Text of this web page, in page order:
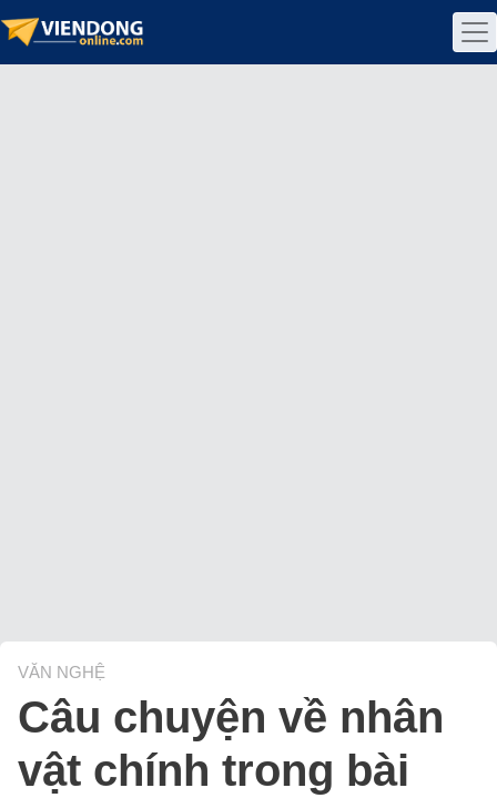
VĂN NGHỆ
Câu chuyện về nhân
vật chính trong bài